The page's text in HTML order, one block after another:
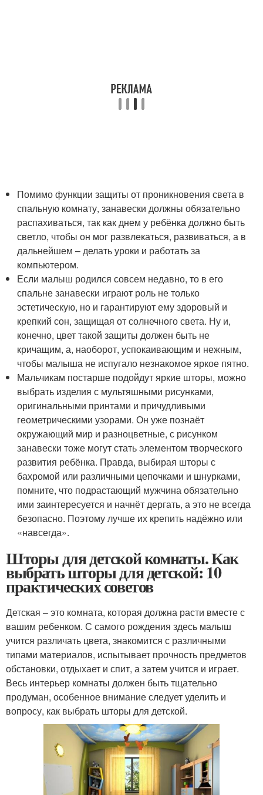
Помимо функции защиты от проникновения света в
спальную комнату, занавески должны обязательно
распахиваться, так как днем у ребёнка должно быть
светло, чтобы он мог развлекаться, развиваться, а в
дальнейшем – делать уроки и работать за
компьютером.
Если малыш родился совсем недавно, то в его
спальне занавески играют роль не только
эстетическую, но и гарантируют ему здоровый и
крепкий сон, защищая от солнечного света. Ну и,
конечно, цвет такой защиты должен быть не
кричащим, а, наоборот, успокаивающим и нежным,
чтобы малыша не испугало незнакомое яркое пятно.
Мальчикам постарше подойдут яркие шторы, можно
выбрать изделия с мультяшными рисунками,
оригинальными принтами и причудливыми
геометрическими узорами. Он уже познаёт
окружающий мир и разноцветные, с рисунком
занавески тоже могут стать элементом творческого
развития ребёнка. Правда, выбирая шторы с
бахромой или различными цепочками и шнурками,
помните, что подрастающий мужчина обязательно
ими заинтересуется и начнёт дергать, а это не всегда
безопасно. Поэтому лучше их крепить надёжно или
«навсегда».
Шторы для детской комнаты. Как
выбрать шторы для детской: 10
практических советов
Детская – это комната, которая должна расти вместе с
вашим ребенком. С самого рождения здесь малыш
учится различать цвета, знакомится с различными
типами материалов, испытывает прочность предметов
обстановки, отдыхает и спит, а затем учится и играет.
Весь интерьер комнаты должен быть тщательно
продуман, особенное внимание следует уделить и
вопросу, как выбрать шторы для детской.